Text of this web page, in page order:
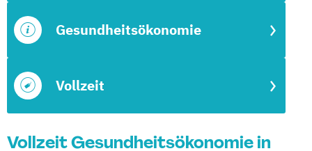
Vollzeit
Gesundheitsökonomie
Vollzeit Gesundheitsökonomie in